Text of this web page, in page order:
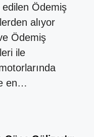
Ödemiş
alıyor
Ödemiş
ile
en…